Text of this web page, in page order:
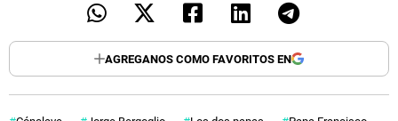
AGREGANOS COMO FAVORITOS EN